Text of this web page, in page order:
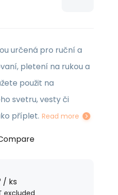
určená pro ruční a
pletení na rukou a
použit na
svetru, vesty či
příplet. Read more
/ ks
excluded